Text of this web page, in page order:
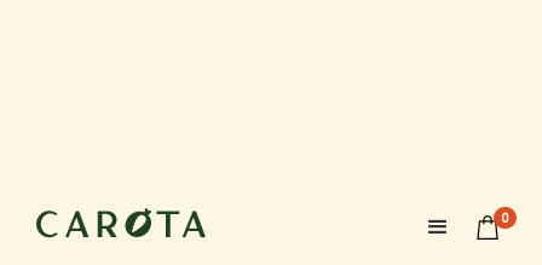
0
28 août 2026
18:00-20:00
Maximum 6 participants avec 1 accompagnateur chacun.